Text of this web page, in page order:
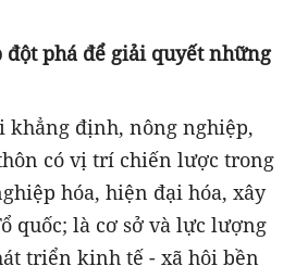
đột phá để giải quyết những
khẳng định, nông nghiệp,
có vị trí chiến lược trong
hóa, hiện đại hóa, xây
quốc; là cơ sở và lực lượng
triển kinh tế - xã hội bền